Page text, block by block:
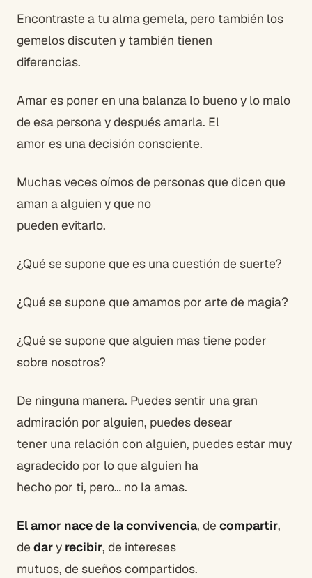
Encontraste a tu alma gemela, pero también los
gemelos discuten y también tienen
diferencias.
Amar es poner en una balanza lo bueno y lo malo
de esa persona y después amarla. El
amor es una decisión consciente.
Muchas veces oímos de personas que dicen que
aman a alguien y que no
pueden evitarlo.
¿Qué se supone que es una cuestión de suerte?
¿Qué se supone que amamos por arte de magia?
¿Qué se supone que alguien mas tiene poder
sobre nosotros?
De ninguna manera. Puedes sentir una gran
admiración por alguien, puedes desear
tener una relación con alguien, puedes estar muy
agradecido por lo que alguien ha
hecho por ti, pero… no la amas.
El amor nace de la convivencia, de compartir,
de dary recibir, de intereses
mutuos, de sueños compartidos.